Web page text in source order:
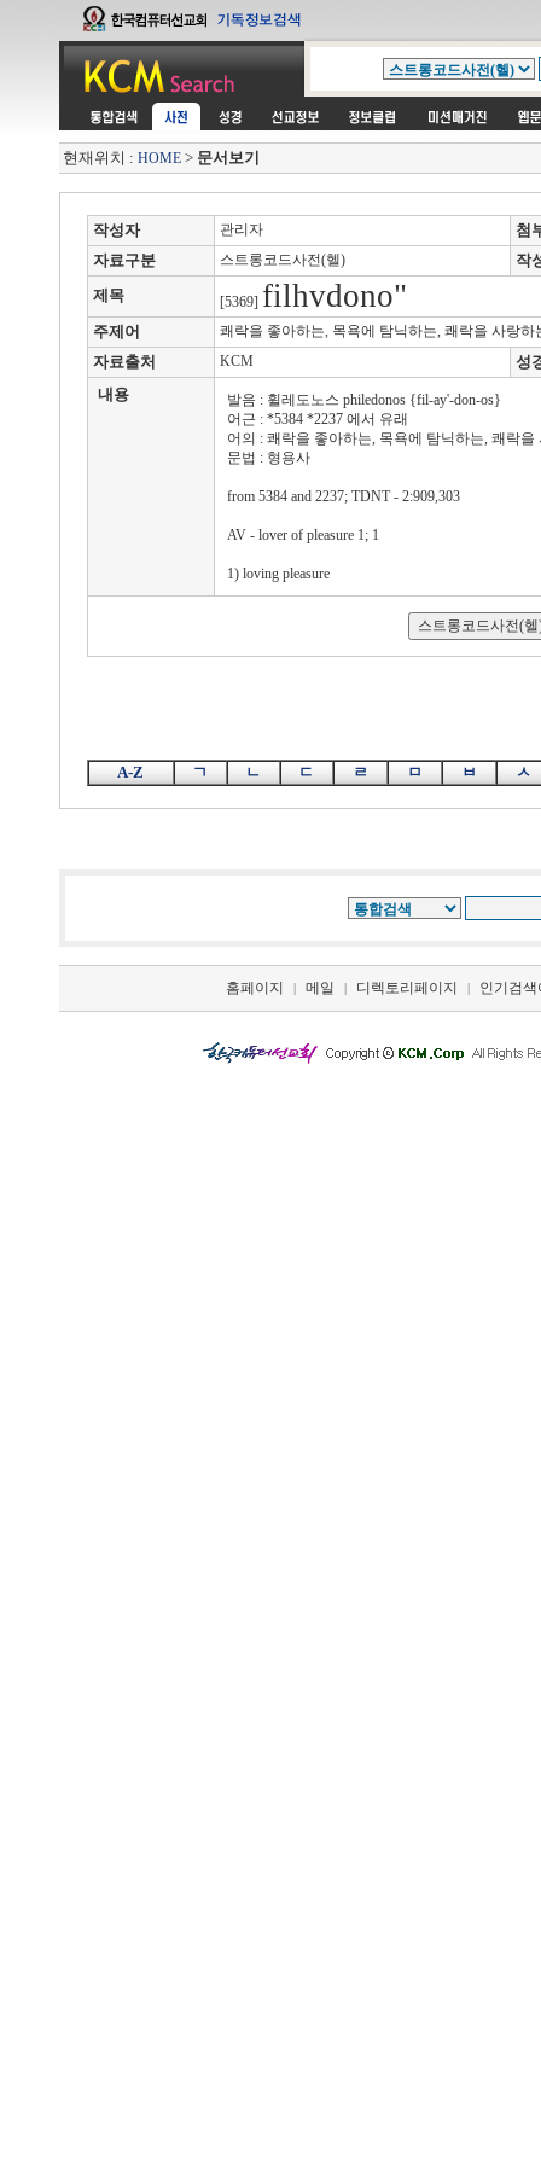
현재위치 : HOME > 문서보기
작성자 관리자
첨
자료구분
스트롱코드사전(헬)
작
제목
[5369] filhvdono"
주제어 쾌락을 좋아하는, 목욕에 탐닉하는, 쾌락을 사랑하
자료출처 KCM
성
내용
발음 : 휠레도노스 philedonos {fil-ay'-don-os}
어근 : *5384 *2237 에서 유래
어의 : 쾌락을 좋아하는, 목욕에 탐닉하는, 쾌락을
문법 : 형용사
from 5384 and 2237; TDNT - 2:909,303
AV - lover of pleasure 1; 1
1) loving pleasure
A-Z ㄱ ㄴ ㄷ ㄹ ㅁ ㅂ ㅅ
홈페이지 | 메일 | 디렉토리페이지 | 인기검색